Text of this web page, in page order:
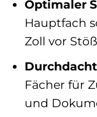
Optimaler
Hauptfach
Zoll vor
Fächer für
und